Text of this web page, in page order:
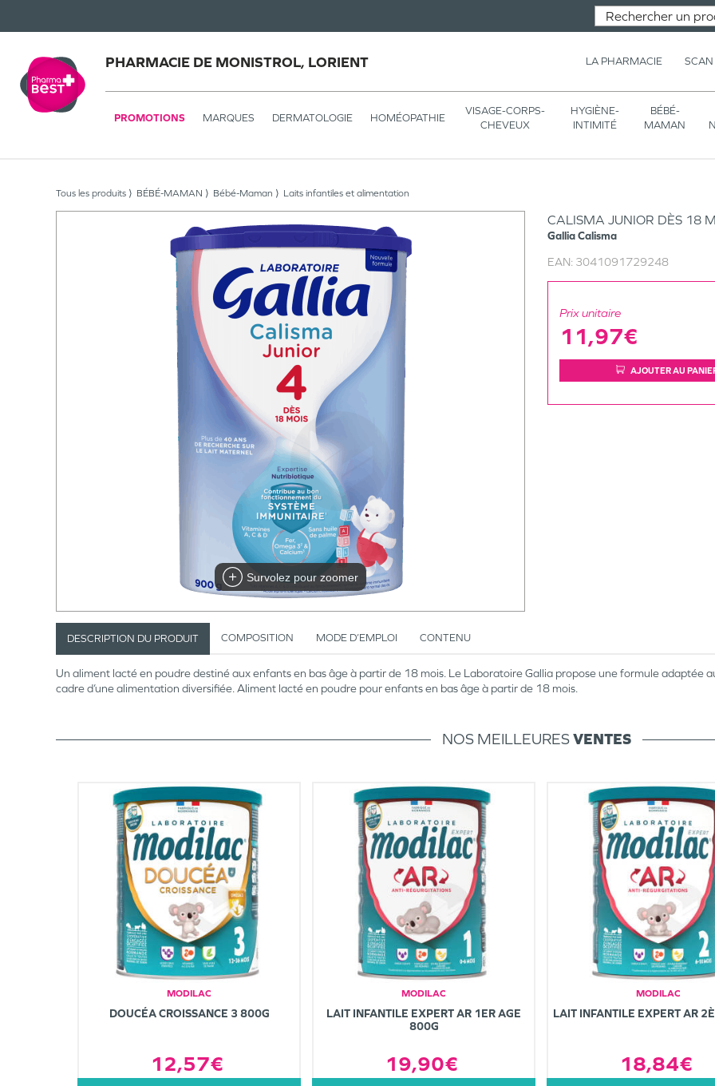
PHARMACIE DE MONISTROL, LORIENT LA PHARMACIE SCAN
PROMOTIONS MARQUES DERMATOLOGIE HOMÉOPATHIE
VISAGE-CORPS-
CHEVEUX
HYGIÈNE-
INTIMITÉ
BÉBÉ-
MAMAN
Tous les produits BÉBÉ-MAMAN Bébé-Maman Laits infantiles et alimentation
Survolez pour zoomer
CALISMA JUNIOR DÈS 18
GalliaCalisma
EAN: 3041091729248
Prix unitaire
11,97€
AJOUTER AU
DESCRIPTION DU PRODUIT COMPOSITION MODE D’EMPLOI CONTENU
Un aliment lacté en poudre destiné aux enfants en bas âge à partir de 18 mois. Le Laboratoire Gallia propose une formule adaptée
cadre d’une alimentation diversifiée. Aliment lacté en poudre pour enfants en bas âge à partir de 18 mois.
NOS MEILLEURESVENTES
MODILAC
DOUCÉA CROISSANCE 3 800G
12,57€
MODILAC
LAIT INFANTILE EXPERT AR 1ER AGE
800G
19,90€
MODILAC
LAIT INFANTILE EXPERT AR
18,84€